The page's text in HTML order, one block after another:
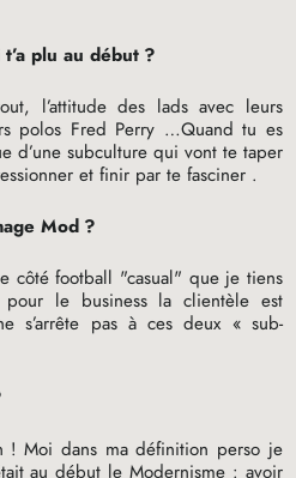
plu au début ?
l’attitude des lads avec leurs
polos Fred Perry …Quand tu es
d’une subculture qui vont te taper
et finir par te fasciner .
Mod ?
côté football "casual" que je tiens
pour le business la clientèle est
s’arrête pas à ces deux « sub-
! Moi dans ma définition perso je
au début le Modernisme : avoir